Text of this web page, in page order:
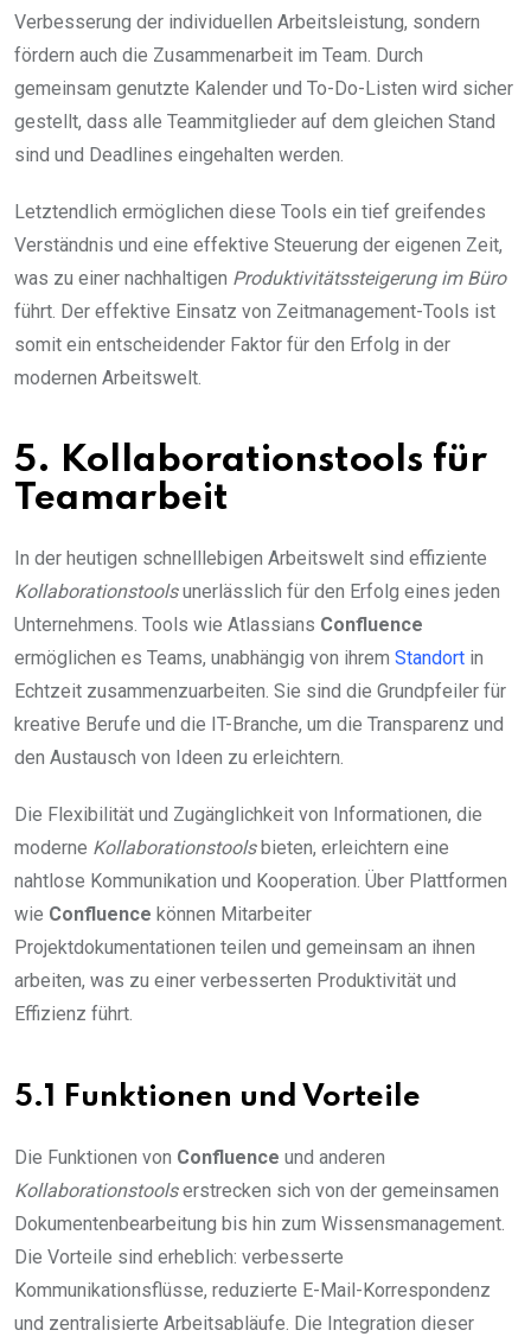
Verbesserung der individuellen Arbeitsleistung, sondern
fördern auch die Zusammenarbeit im Team. Durch
gemeinsam genutzte Kalender und To-Do-Listen wird sicher
gestellt, dass alle Teammitglieder auf dem gleichen Stand
sind und Deadlines eingehalten werden.
Letztendlich ermöglichen diese Tools ein tief greifendes
Verständnis und eine effektive Steuerung der eigenen Zeit,
was zu einer nachhaltigen Produktivitätssteigerung im Büro
führt. Der effektive Einsatz von Zeitmanagement-Tools ist
somit ein entscheidender Faktor für den Erfolg in der
modernen Arbeitswelt.
5. Kollaborationstools für
Teamarbeit
In der heutigen schnelllebigen Arbeitswelt sind effiziente
Kollaborationstoolsunerlässlich für den Erfolg eines jeden
Unternehmens. Tools wie Atlassians Confluence
ermöglichen es Teams, unabhängig von ihrem Standort in
Echtzeit zusammenzuarbeiten. Sie sind die Grundpfeiler für
kreative Berufe und die IT-Branche, um die Transparenz und
den Austausch von Ideen zu erleichtern.
Die Flexibilität und Zugänglichkeit von Informationen, die
moderne Kollaborationstoolsbieten, erleichtern eine
nahtlose Kommunikation und Kooperation. Über Plattformen
wie Confluence können Mitarbeiter
Projektdokumentationen teilen und gemeinsam an ihnen
arbeiten, was zu einer verbesserten Produktivität und
Effizienz führt.
5.1 Funktionen und Vorteile
Die Funktionen von Confluence und anderen
Kollaborationstoolserstrecken sich von der gemeinsamen
Dokumentenbearbeitung bis hin zum Wissensmanagement.
Die Vorteile sind erheblich: verbesserte
Kommunikationsflüsse, reduzierte E-Mail-Korrespondenz
und zentralisierte Arbeitsabläufe. Die Integration dieser